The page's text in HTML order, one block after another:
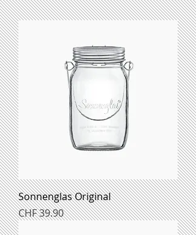
Sonnenglas Original
Preis
CHF 39.90